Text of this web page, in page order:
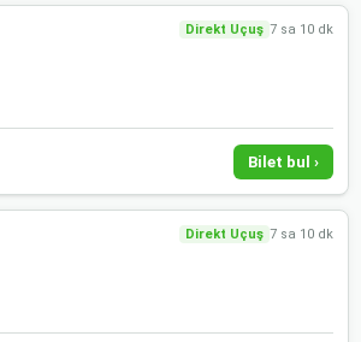
Direkt Uçuş 7 sa 10 dk
Bilet bul ›
Direkt Uçuş 7 sa 10 dk